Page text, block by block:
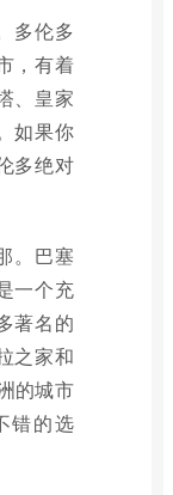
多伦多
，有着
、皇家
如果你
多绝对
。巴塞
一个充
著名的
之家和
的城市
错的选